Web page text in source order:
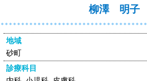
柳澤 明子
地域
砂町
診療科目